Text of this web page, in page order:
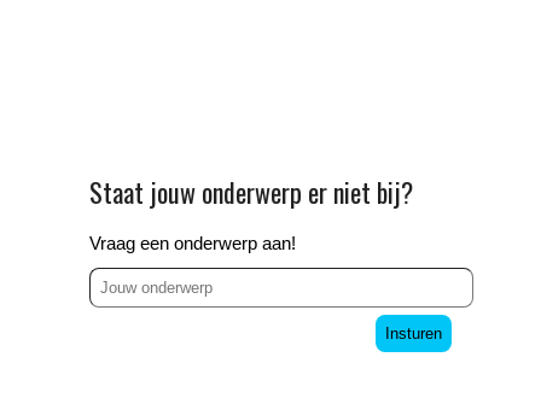
Staat jouw onderwerp er niet bij?
Vraag een onderwerp aan!
Insturen